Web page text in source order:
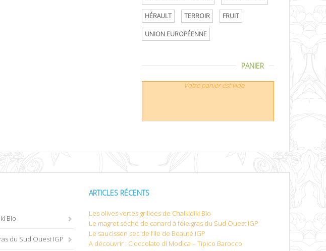
HÉRAULT TERROIR FRUIT
UNION EUROPÉENNE
PANIER
Votre panier est vide.
Bio
du Sud Ouest IGP
ARTICLES RÉCENTS
Les olives vertes grillées de Chalkidiki Bio
Le magret séché de canard à foie gras du Sud Ouest IGP
Le saucisson sec de l’Ile de Beauté IGP
A découvrir : Cioccolato di Modica – Tipico Barocco